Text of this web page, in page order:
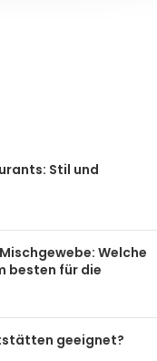
Stil und
Welche
besten für die
geeignet?